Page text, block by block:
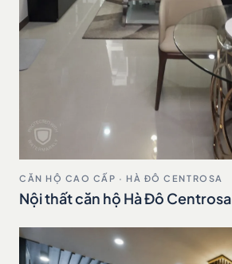
CĂN HỘ CAO CẤP · HÀ ĐÔ CENTROSA
Nội thất căn hộ Hà Đô Centrosa